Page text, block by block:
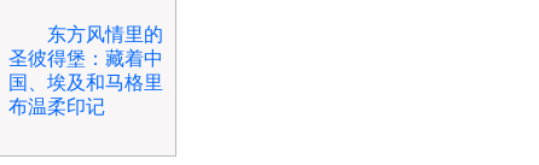
东方风情里的
圣彼得堡：藏着中
国、埃及和马格里
布温柔印记